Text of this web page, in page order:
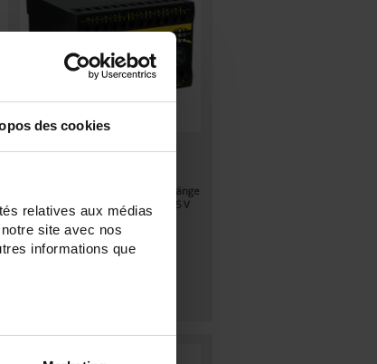
des cookies
relatives aux médias
site avec nos
informations que
TRIAD2 3AO
Messumwandler - 3 Analog-Ausgänge
- Hilfsstromversorgung 80 bis 265 V
AC / V DC